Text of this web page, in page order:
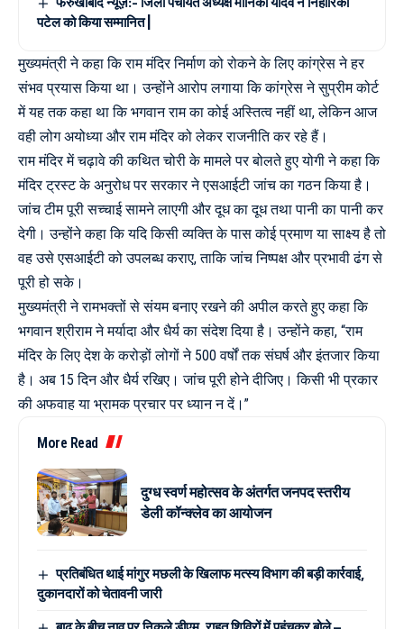
पटेल को किया सम्मानित |
मुख्यमंत्री ने कहा कि राम मंदिर निर्माण को रोकने के लिए कांग्रेस ने हर
संभव प्रयास किया था। उन्होंने आरोप लगाया कि कांग्रेस ने सुप्रीम कोर्ट
में यह तक कहा था कि भगवान राम का कोई अस्तित्व नहीं था, लेकिन आज
वही लोग अयोध्या और राम मंदिर को लेकर राजनीति कर रहे हैं।
राम मंदिर में चढ़ावे की कथित चोरी के मामले पर बोलते हुए योगी ने कहा कि
मंदिर ट्रस्ट के अनुरोध पर सरकार ने एसआईटी जांच का गठन किया है।
जांच टीम पूरी सच्चाई सामने लाएगी और दूध का दूध तथा पानी का पानी कर
देगी। उन्होंने कहा कि यदि किसी व्यक्ति के पास कोई प्रमाण या साक्ष्य है तो
वह उसे एसआईटी को उपलब्ध कराए, ताकि जांच निष्पक्ष और प्रभावी ढंग से
पूरी हो सके।
मुख्यमंत्री ने रामभक्तों से संयम बनाए रखने की अपील करते हुए कहा कि
भगवान श्रीराम ने मर्यादा और धैर्य का संदेश दिया है। उन्होंने कहा, “राम
मंदिर के लिए देश के करोड़ों लोगों ने 500 वर्षों तक संघर्ष और इंतजार किया
है। अब 15 दिन और धैर्य रखिए। जांच पूरी होने दीजिए। किसी भी प्रकार
की अफवाह या भ्रामक प्रचार पर ध्यान न दें।”
More Read
दुग्ध स्वर्ण महोत्सव के अंतर्गत जनपद स्तरीय
डेली कॉन्क्लेव का आयोजन
प्रतिबंधित थाई मांगुर मछली के खिलाफ मत्स्य विभाग की बड़ी कार्रवाई,
दुकानदारों को चेतावनी जारी